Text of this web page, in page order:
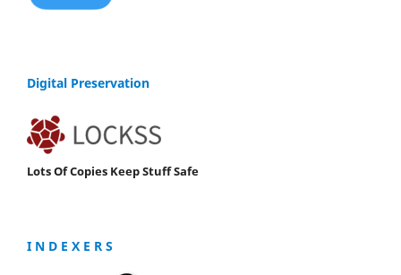
Digital Preservation
Lots Of Copies Keep Stuff Safe
I N D E X E R S